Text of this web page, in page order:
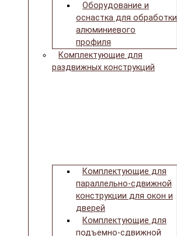
Оборудование и
оснастка для обработки
алюминиевого
профиля
Комплектующие для
раздвижных конструкций
Комплектующие для
параллельно-сдвижной
конструкции для окон и
дверей
Комплектующие для
подъемно-сдвижной